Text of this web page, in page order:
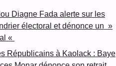
Diagne Fada alerte sur les
électoral et dénonce un »
«
Républicains à Kaolack : Baye